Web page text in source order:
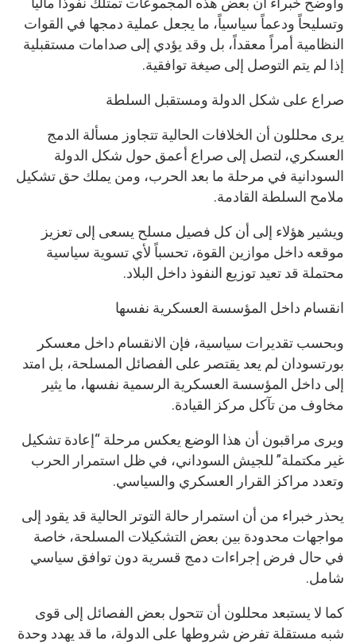
وتسليحاً ودعماً سياسياً، ما يجعل عملية دمجها في القوات
النظامية أمراً معقداً، بل وقد يؤدي إلى صدامات مستقبلية
إذا لم يتم التوصل إلى صيغة توافقية.
صراع على شكل الدولة ومستقبل السلطة
يرى محللون أن الخلافات الحالية تتجاوز مسألة الدمج
العسكري، لتصل إلى صراع أعمق حول شكل الدولة
السودانية في مرحلة ما بعد الحرب، ومن يملك حق تشكيل
ملامح السلطة القادمة.
ويشير هؤلاء إلى أن كل فصيل مسلح يسعى إلى تعزيز
موقعه داخل موازين القوة، تحسباً لأي تسوية سياسية
محتملة قد تعيد توزيع النفوذ داخل البلاد.
انقسام داخل المؤسسة العسكرية نفسها
وبحسب تقديرات سياسية، فإن الانقسام داخل معسكر
بورتسودان لم يعد يقتصر على الفصائل المسلحة، بل امتد
إلى داخل المؤسسة العسكرية الرسمية نفسها، ما يثير
مخاوف من تآكل مركز القيادة.
ويرى مراقبون أن هذا الوضع يعكس مرحلة “إعادة تشكيل
غير مكتملة” للجيش السوداني، في ظل استمرار الحرب
وتعدد مراكز القرار العسكري والسياسي.
يحذر خبراء من أن استمرار حالة التوتر الحالية قد يقود إلى
مواجهات محدودة بين بعض التشكيلات المسلحة، خاصة
في حال فرض إجراءات دمج قسرية دون توافق سياسي
شامل.
كما لا يستبعد محللون أن تتحول بعض الفصائل إلى قوى
شبه مستقلة تفرض شروطها على الدولة، ما قد يهدد وحدة